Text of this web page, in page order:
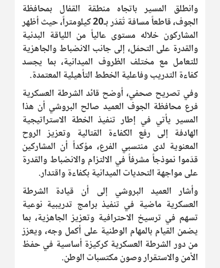
وانطلق المسير باتجاه منطقة القفال بمحافظة
الجوف، قاطعاً مسافة تُقدّر بـ20 كيلومتراً، حيث أظهر
المشاركون خلاله مستوى عالياً من اللياقة البدنية
والقدرة على التحمّل، إلى جانب الانضباط والجاهزية
للتعامل مع مختلف الظروف الميدانية، بما يجسد
كفاءة التدريب وفاعلية الخطط التأهيلية المعتمدة.
وفي تصريح صحفي، أوضح قائد الشرطة العسكرية
فرع محافظة الجوف العميد صالح البروشي أن هذا
المسير يأتي في إطار تنفيذ الخطة الاستراتيجية
الهادفة إلى رفع الكفاءة القتالية وتعزيز الروح
المعنوية لدى منتسبي الفرع، مؤكداً أن المشاركين
قدّموا نموذجاً مشرفاً في الالتزام والانضباط والقدرة
على مواجهة التحديات الميدانية بكفاءة واقتدار.
وأشار العميد البروشي إلى أن قيادة الشرطة
العسكرية ماضية في تنفيذ برامج تدريبية نوعية
تسهم في ترسيخ الاحترافية وتعزيز الجاهزية، بما
يضمن القيام بالمهام الوطنية على أكمل وجه، ويعزز
من دور الشرطة العسكرية كركيزة أساسية في حفظ
الأمن والاستقرار وصون مكتسبات الوطن.